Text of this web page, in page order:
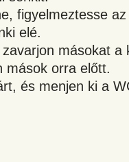
figyelmeztesse
elé.
másokat a
mások orra előtt.
és menjen ki a